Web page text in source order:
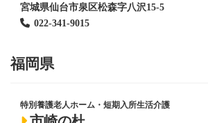
宮城県仙台市泉区松森字八沢15-5
022-341-9015
福岡県
特別養護老人ホーム ・短期入所生活介護